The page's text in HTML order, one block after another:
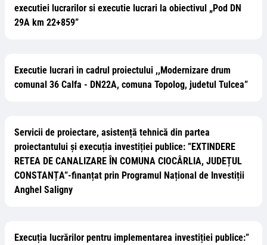
executiei lucrarilor si executie lucrari la obiectivul „Pod DN
29A km 22+859”
Executie lucrari in cadrul proiectului ,,Modernizare drum
comunal 36 Calfa - DN22A, comuna Topolog, judetul Tulcea”
Servicii de proiectare, asistență tehnică din partea
proiectantului și execuția investiției publice: ”EXTINDERE
RETEA DE CANALIZARE ÎN COMUNA CIOCÂRLIA, JUDEȚUL
CONSTANȚA”-finanțat prin Programul Național de Investiții
Anghel Saligny
Execuția lucrărilor pentru implementarea investiției publice:”